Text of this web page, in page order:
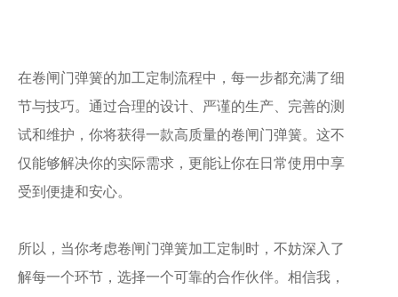
在卷闸门弹簧的加工定制流程中，每一步都充满了细
节与技巧。通过合理的设计、严谨的生产、完善的测
试和维护，你将获得一款高质量的卷闸门弹簧。这不
仅能够解决你的实际需求，更能让你在日常使用中享
受到便捷和安心。
所以，当你考虑卷闸门弹簧加工定制时，不妨深入了
解每一个环节，选择一个可靠的合作伙伴。相信我，